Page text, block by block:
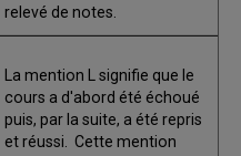
relevé de notes.
La mention L signifie que le
cours a d'abord été échoué
puis, par la suite, a été repris
et réussi. Cette mention